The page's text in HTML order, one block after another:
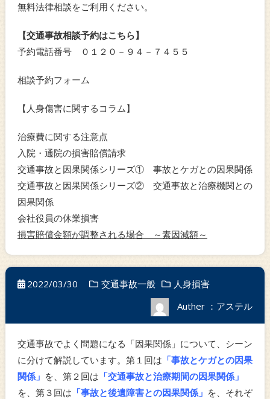
無料法律相談をご利用ください。
【交通事故相談予約はこちら】
予約電話番号 ０１２０－９４－７４５５
相談予約フォーム
【人身傷害に関するコラム】
治療費に関する注意点
入院・通院の損害賠償請求
交通事故と因果関係シリーズ① 事故とケガとの因果関係
交通事故と因果関係シリーズ② 交通事故と治療機関との
因果関係
会社役員の休業損害
損害賠償金額が調整される場合 ～素因減額～
2022/03/30 交通事故一般
人身損害
Auther ：アステル
交通事故でよく問題になる「因果関係」について、シーン
に分けて解説しています。第１回は 「事故とケガとの因果
関係」 を、第２回は 「交通事故と治療期間の因果関係」
を、第３回は 「事故と後遺障害との因果関係」 を、それぞ